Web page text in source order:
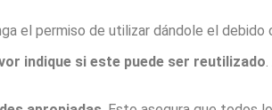
el permiso de utilizar dándole el debido
indique si este puede ser reutilizado